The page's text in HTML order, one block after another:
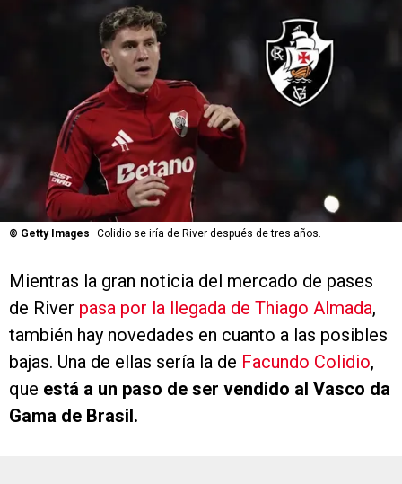
© Getty Images Colidio se iría de River después de tres años.
Mientras la gran noticia del mercado de pases
de River pasa por la llegada de Thiago Almada,
también hay novedades en cuanto a las posibles
bajas. Una de ellas sería la de Facundo Colidio,
que está a un paso de ser vendido al Vasco da
Gama de Brasil.